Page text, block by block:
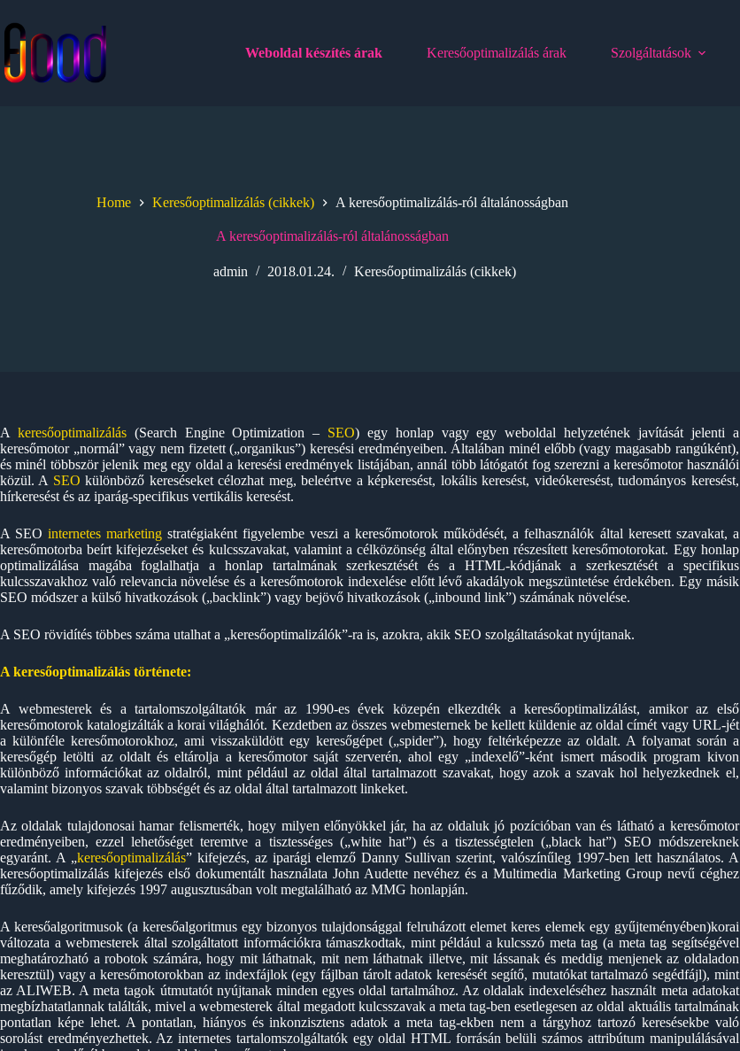
to
content
Weboldal készítés árak
Keresőoptimalizálás árak Szolgáltatások
Home Keresőoptimalizálás (cikkek) A keresőoptimalizálás-ról általánosságban
A keresőoptimalizálás-ról általánosságban
admin 2018.01.24. Keresőoptimalizálás (cikkek)
A keresőoptimalizálás(Search Engine Optimization – SEO) egy honlap vagy egy weboldal helyzetének javítását jelenti a
keresőmotor „normál” vagy nem fizetett („organikus”) keresési eredményeiben. Általában minél előbb (vagy magasabb rangúként),
és minél többször jelenik meg egy oldal a keresési eredmények listájában, annál több látógatót fog szerezni a keresőmotor használói
közül. A SEO különböző kereséseket célozhat meg, beleértve a képkeresést, lokális keresést, videókeresést, tudományos keresést,
hírkeresést és az iparág-specifikus vertikális keresést.
A SEOinternetes marketing stratégiaként figyelembe veszi a keresőmotorok működését, a felhasználók által keresett szavakat, a
keresőmotorba beírt kifejezéseket és kulcsszavakat, valamint a célközönség által előnyben részesített keresőmotorokat. Egy honlap
optimalizálása magába foglalhatja a honlap tartalmának szerkesztését és a HTML-kódjának a szerkesztését a specifikus
kulcsszavakhoz való relevancia növelése és a keresőmotorok indexelése előtt lévő akadályok megszüntetése érdekében. Egy másik
SEO módszer a külső hivatkozások („backlink”) vagy bejövő hivatkozások („inbound link”) számának növelése.
A SEO rövidítés többes száma utalhat a „keresőoptimalizálók”-ra is, azokra, akik SEO szolgáltatásokat nyújtanak.
A keresőoptimalizálás története:
A webmesterek és a tartalomszolgáltatók már az 1990-es évek közepén elkezdték a keresőoptimalizálást, amikor az első
keresőmotorok katalogizálták a korai világhálót. Kezdetben az összes webmesternek be kellett küldenie az oldal címét vagy URL-jét
a különféle keresőmotorokhoz, ami visszaküldött egy keresőgépet („spider”), hogy feltérképezze az oldalt. A folyamat során a
keresőgép letölti az oldalt és eltárolja a keresőmotor saját szerverén, ahol egy „indexelő”-ként ismert második program kivon
különböző információkat az oldalról, mint például az oldal által tartalmazott szavakat, hogy azok a szavak hol helyezkednek el,
valamint bizonyos szavak többségét és az oldal által tartalmazott linkeket.
Az oldalak tulajdonosai hamar felismerték, hogy milyen előnyökkel jár, ha az oldaluk jó pozícióban van és látható a keresőmotor
eredményeiben, ezzel lehetőséget teremtve a tisztességes („white hat”) és a tisztességtelen („black hat”) SEO módszereknek
egyaránt. A „keresőoptimalizálás” kifejezés, az iparági elemző Danny Sullivan szerint, valószínűleg 1997-ben lett használatos. A
keresőoptimalizálás kifejezés első dokumentált használata John Audette nevéhez és a Multimedia Marketing Group nevű céghez
fűződik, amely kifejezés 1997 augusztusában volt megtalálható az MMG honlapján.
A keresőalgoritmusok (a keresőalgoritmus egy bizonyos tulajdonsággal felruházott elemet keres elemek egy gyűjteményében)korai
változata a webmesterek által szolgáltatott információkra támaszkodtak, mint például a kulcsszó meta tag (a meta tag segítségével
meghatározható a robotok számára, hogy mit láthatnak, mit nem láthatnak illetve, mit lássanak és meddig menjenek az oldaladon
keresztül) vagy a keresőmotorokban az indexfájlok (egy fájlban tárolt adatok keresését segítő, mutatókat tartalmazó segédfájl), mint
az ALIWEB. A meta tagok útmutatót nyújtanak minden egyes oldal tartalmához. Az oldalak indexeléséhez használt meta adatokat
megbízhatatlannak találták, mivel a webmesterek által megadott kulcsszavak a meta tag-ben esetlegesen az oldal aktuális tartalmának
pontatlan képe lehet. A pontatlan, hiányos és inkonzisztens adatok a meta tag-ekben nem a tárgyhoz tartozó keresésekbe való
sorolást eredményezhettek. Az internetes tartalomszolgáltatók egy oldal HTML forrásán belüli számos attribútum manipulálásával